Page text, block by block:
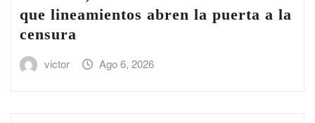
que lineamientos abren la puerta a la
censura
victor Ago 6, 2026